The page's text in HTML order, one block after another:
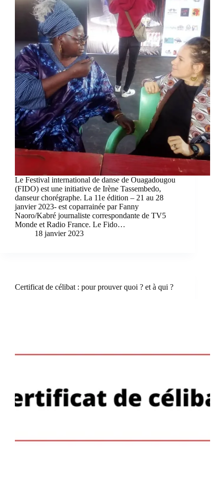
Le Festival international de danse de Ouagadougou
(FIDO) est une initiative de Irène Tassembedo,
danseur chorégraphe. La 11e édition – 21 au 28
janvier 2023- est coparrainée par Fanny
Naoro/Kabré journaliste correspondante de TV5
Monde et Radio France. Le Fido…
18 janvier 2023
Certificat de célibat : pour prouver quoi ? et à qui ?